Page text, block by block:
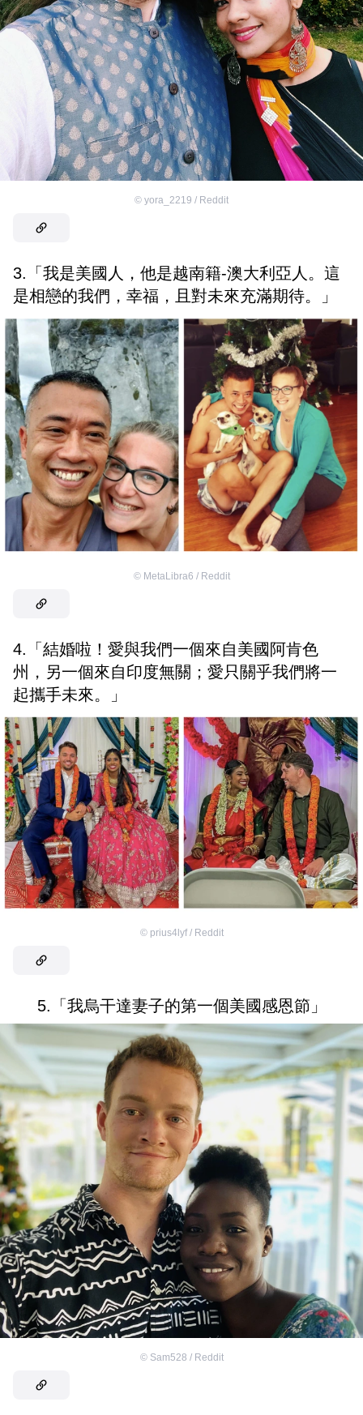
© yora_2219 / Reddit
3.「我是美國人，他是越南籍-澳大利亞人。這
是相戀的我們，幸福，且對未來充滿期待。」
© MetaLibra6 / Reddit
4.「結婚啦！愛與我們一個來自美國阿肯色
州，另一個來自印度無關；愛只關乎我們將一
起攜手未來。」
© prius4lyf / Reddit
5.「我烏干達妻子的第一個美國感恩節」
© Sam528 / Reddit